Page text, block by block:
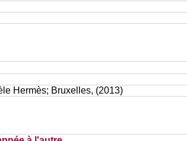
Hermès; Bruxelles, (2013)